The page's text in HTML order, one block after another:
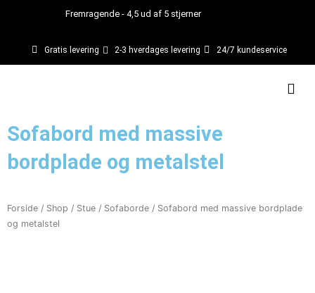
Fremragende - 4,5 ud af 5 stjerner
Gratis levering 2-3 hverdages levering 24/7 kundeservice
Sofabord med massive
bordplade og metalstel
Forside / Shop / Stue / Sofaborde / Sofabord med massive bordplade
og metalstel